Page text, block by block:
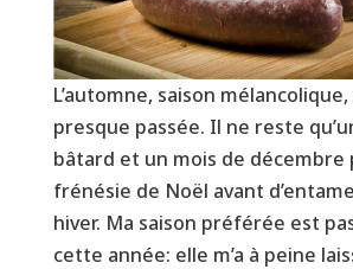
L’automne, saison mélancolique,
presque passée. Il ne reste
bâtard et un mois de décembre
frénésie de Noël avant
hiver. Ma saison préférée est
cette année: elle m’a à peine